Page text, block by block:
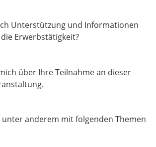
Unterstützung und Informationen
Erwerbstätigkeit?
über Ihre Teilnahme an dieser
anderem mit folgenden Themen